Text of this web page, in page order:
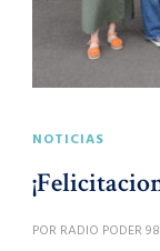
NOTICIAS
POR RADIO PODER